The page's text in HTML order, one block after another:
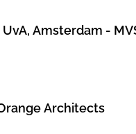
Amsterdam -
Architects